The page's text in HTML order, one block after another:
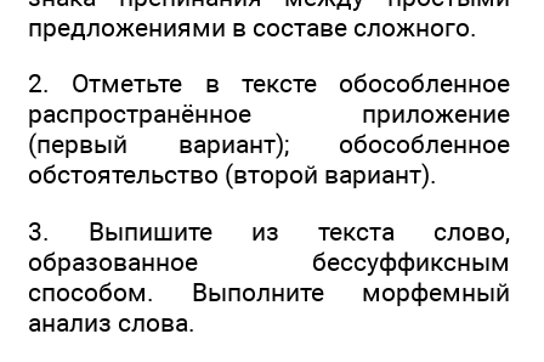
предложениями в составе сложного.
2. Отметьте в тексте обособленное
распространённое приложение
(первый вариант); обособленное
обстоятельство (второй вариант).
3. Выпишите из текста слово,
образованное бессуффиксным
способом. Выполните морфемный
анализ слова.